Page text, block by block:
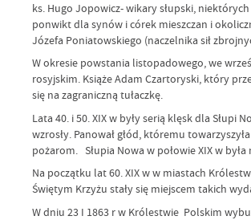
ks. Hugo Jopowicz- wikary słupski,
ponwikt dla synów i córek mieszczan i
Józefa Poniatowskiego (naczelnika sił
W okresie powstania listopadowego, we
rosyjskim. Książe Adam Czartoryski, który
się na zagraniczną tułaczkę.
Lata 40. i 50. XIX w były serią klęsk dla
wzrosły. Panował głód, któremu
pożarom. Słupia Nowa w połowie XIX w
Na początku lat 60. XIX w w miastach
Świętym Krzyżu stały się miejscem takich
W dniu 23 I 1863 r w Królestwie Polskim